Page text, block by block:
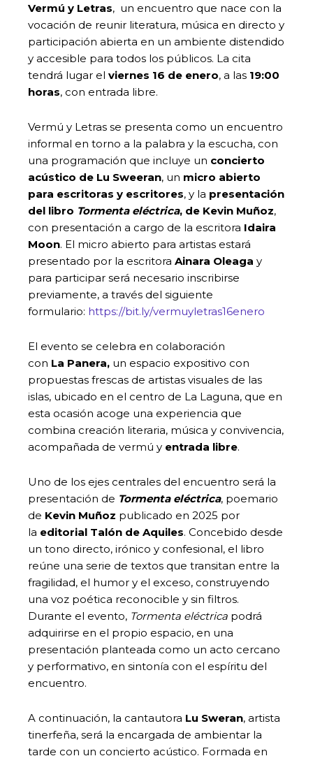
Vermú y Letras, un encuentro que nace con la
vocación de reunir literatura, música en directo y
participación abierta en un ambiente distendido
y accesible para todos los públicos. La cita
tendrá lugar el viernes 16 de enero, a las 19:00
horas, con entrada libre.
Vermú y Letras se presenta como un encuentro
informal en torno a la palabra y la escucha, con
una programación que incluye un concierto
acústico de Lu Sweeran, un micro abierto
para escritoras y escritores, y la presentación
del libro Tormenta eléctrica, de Kevin Muñoz,
con presentación a cargo de la escritora Idaira
Moon. El micro abierto para artistas estará
presentado por la escritora Ainara Oleaga y
para participar será necesario inscribirse
previamente, a través del siguiente
formulario: https://bit.ly/vermuyletras16enero
El evento se celebra en colaboración
con La Panera, un espacio expositivo con
propuestas frescas de artistas visuales de las
islas, ubicado en el centro de La Laguna, que en
esta ocasión acoge una experiencia que
combina creación literaria, música y convivencia,
acompañada de vermú y entrada libre.
Uno de los ejes centrales del encuentro será la
presentación de Tormenta eléctrica, poemario
de Kevin Muñoz publicado en 2025 por
la editorial Talón de Aquiles. Concebido desde
un tono directo, irónico y confesional, el libro
reúne una serie de textos que transitan entre la
fragilidad, el humor y el exceso, construyendo
una voz poética reconocible y sin filtros.
Durante el evento, Tormenta eléctrica podrá
adquirirse en el propio espacio, en una
presentación planteada como un acto cercano
y performativo, en sintonía con el espíritu del
encuentro.
A continuación, la cantautora Lu Sweran, artista
tinerfeña, será la encargada de ambientar la
tarde con un concierto acústico. Formada en